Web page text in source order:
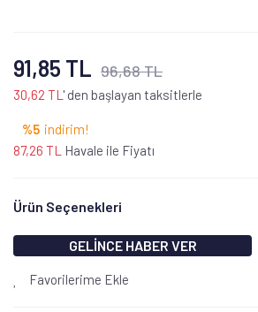
91,85 TL 96,68 TL
30,62 TL ' den başlayan taksitlerle
%5 indirim!
87,26 TL
Havale ile Fiyatı
Ürün Seçenekleri
GELİNCE HABER VER
Favorilerime Ekle